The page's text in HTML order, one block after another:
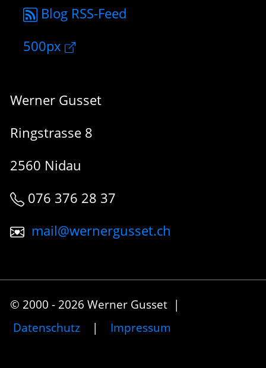
Blog RSS-Feed
500px
Werner Gusset
Ringstrasse 8
2560 Nidau
076 376 28 37
mail@wernergusset.ch
© 2000 - 2026 Werner Gusset |
Datenschutz
| Impressum